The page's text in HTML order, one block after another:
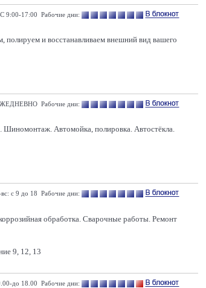
9:00-17:00 Рабочие дни:
и восстанавливаем внешний вид вашего
Рабочие дни:
Автомойка, полировка. Автостёкла.
с 9 до 18 Рабочие дни:
обработка. Сварочные работы. Ремонт
9, 12, 13
до 18.00 Рабочие дни: